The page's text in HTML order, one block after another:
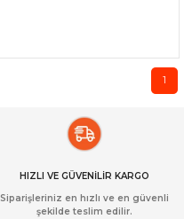
1
HIZLI VE GÜVENİLİR KARGO
Siparişleriniz en hızlı ve en güvenli
şekilde teslim edilir.